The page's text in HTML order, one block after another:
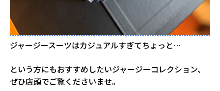
ジャージースーツはカジュアルすぎてちょっと…
という方にもおすすめしたいジャージーコレクション、
ぜひ店頭でご覧くださいませ。